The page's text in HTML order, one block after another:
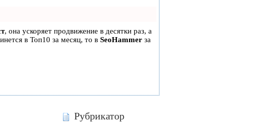
, она ускоряет продвижение в десятки раз, а
в Топ10 за месяц, то в SeoHammer за
Рубрикатор